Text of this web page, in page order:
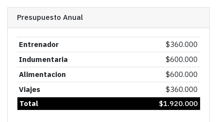
Presupuesto Anual
Entrenador $360.000
Indumentaria
$600.000
Alimentacion
$600.000
Viajes
$360.000
Total
$1.920.000